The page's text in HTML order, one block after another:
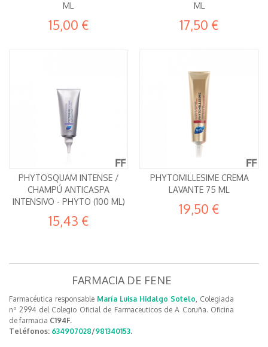
ML
15,00 €
ML
17,50 €
PHYTOSQUAM INTENSE /
CHAMPÚ ANTICASPA
INTENSIVO - PHYTO (100 ML)
15,43 €
PHYTOMILLESIME CREMA
LAVANTE 75 ML
19,50 €
FARMACIA DE FENE
Farmacéutica responsable María Luisa Hidalgo Sotelo , Colegiada
nº 2994 del Colegio Oficial de Farmaceuticos de A Coruña. Oficina
de farmacia C194F.
Teléfonos: 634907028/981340153.